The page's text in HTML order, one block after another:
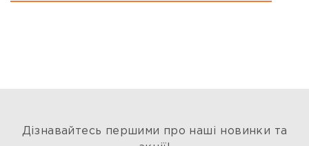
Дізнавайтесь першими про наші новинки та